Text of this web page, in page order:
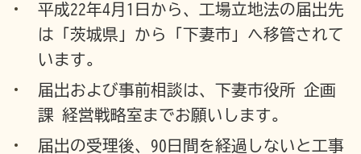
平成22年4月1日から、工場立地法の届出先
は「茨城県」から「下妻市」へ移管されて
います。
届出および事前相談は、下妻市役所 企画
課 経営戦略室までお願いします。
届出の受理後、90日間を経過しないと工事